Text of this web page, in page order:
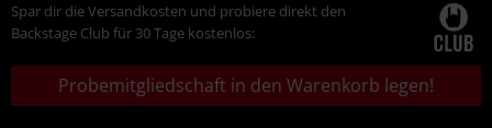
Spar dir die Versandkosten und probiere direkt den
Backstage Club für 30 Tage kostenlos:
Probemitgliedschaft in den Warenkorb legen!